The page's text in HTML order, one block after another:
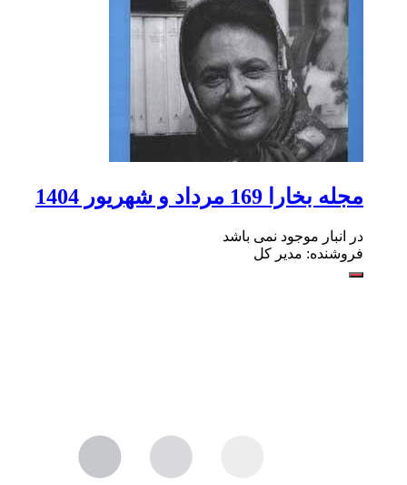
مجله بخارا 169 مرداد و شهریور 1404
در انبار موجود نمی باشد
فروشنده: مدیر کل